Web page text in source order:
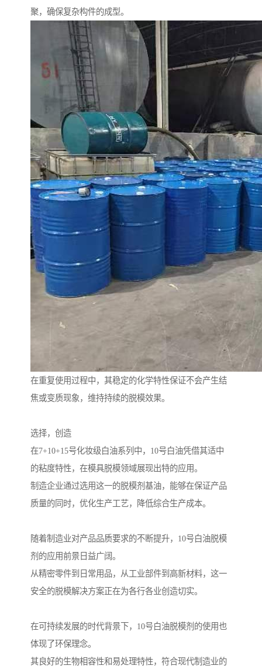
聚，确保复杂构件的成型。
在重复使用过程中，其稳定的化学特性保证不会产生结
焦或变质现象，维持持续的脱模效果。
选择，创造
在7+10+15号化妆级白油系列中，10号白油凭借其适中
的粘度特性，在模具脱模领域展现出特的应用。
制造企业通过选用这一的脱模剂基油，能够在保证产品
质量的同时，优化生产工艺，降低综合生产成本。
随着制造业对产品品质要求的不断提升，10号白油脱模
剂的应用前景日益广阔。
从精密零件到日常用品，从工业部件到高新材料，这一
安全的脱模解决方案正在为各行各业创造切实。
在可持续发展的时代背景下，10号白油脱模剂的使用也
体现了环保理念。
其良好的生物相容性和易处理特性，符合现代制造业的